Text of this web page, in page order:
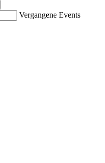
Vergangene Events